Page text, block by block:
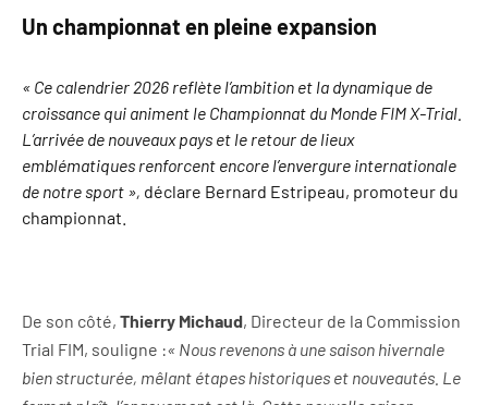
Un championnat en pleine expansion
« Ce calendrier 2026 reflète l’ambition et la dynamique de
croissance qui animent le Championnat du Monde FIM X-Trial.
L’arrivée de nouveaux pays et le retour de lieux
emblématiques renforcent encore l’envergure internationale
de notre sport », déclare Bernard Estripeau, promoteur du
championnat.
De son côté, Thierry Michaud, Directeur de la Commission
Trial FIM, souligne :« Nous revenons à une saison hivernale
bien structurée, mêlant étapes historiques et nouveautés. Le